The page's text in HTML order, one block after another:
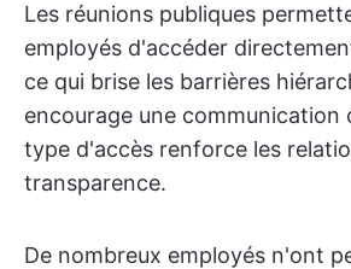
Les réunions publiques
employés d'accéder
ce qui brise les barrières
encourage une communication
type d'accès renforce les
transparence.
De nombreux employés n'ont